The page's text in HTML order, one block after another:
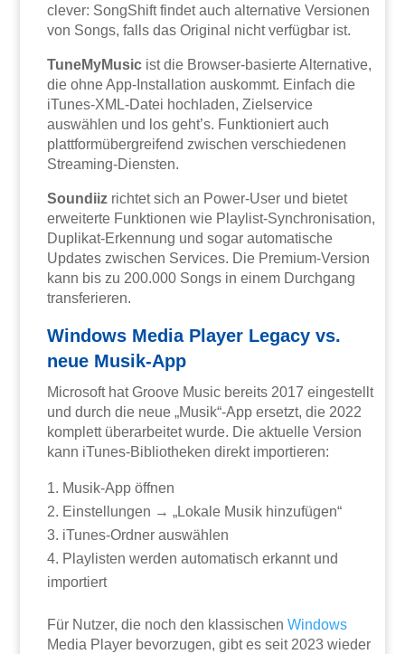
clever: SongShift findet auch alternative Versionen
von Songs, falls das Original nicht verfügbar ist.
TuneMyMusic ist die Browser-basierte Alternative,
die ohne App-Installation auskommt. Einfach die
iTunes-XML-Datei hochladen, Zielservice
auswählen und los geht’s. Funktioniert auch
plattformübergreifend zwischen verschiedenen
Streaming-Diensten.
Soundiiz richtet sich an Power-User und bietet
erweiterte Funktionen wie Playlist-Synchronisation,
Duplikat-Erkennung und sogar automatische
Updates zwischen Services. Die Premium-Version
kann bis zu 200.000 Songs in einem Durchgang
transferieren.
Windows Media Player Legacy vs.
neue Musik-App
Microsoft hat Groove Music bereits 2017 eingestellt
und durch die neue „Musik“-App ersetzt, die 2022
komplett überarbeitet wurde. Die aktuelle Version
kann iTunes-Bibliotheken direkt importieren:
Musik-App öffnen
Einstellungen → „Lokale Musik hinzufügen“
iTunes-Ordner auswählen
Playlisten werden automatisch erkannt und
importiert
Für Nutzer, die noch den klassischenWindows
Media Player bevorzugen, gibt es seit 2023 wieder